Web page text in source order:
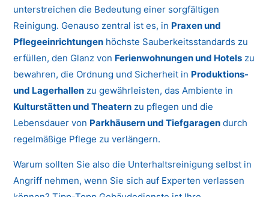
unterstreichen die Bedeutung einer sorgfältigen
Reinigung. Genauso zentral ist es, in Praxen und
Pflegeeinrichtungen höchste Sauberkeitsstandards zu
erfüllen, den Glanz von Ferienwohnungen und Hotels zu
bewahren, die Ordnung und Sicherheit in Produktions-
und Lagerhallen zu gewährleisten, das Ambiente in
Kulturstätten und Theatern zu pflegen und die
Lebensdauer von Parkhäusern und Tiefgaragen durch
regelmäßige Pflege zu verlängern.
Warum sollten Sie also die Unterhaltsreinigung selbst in
Angriff nehmen, wenn Sie sich auf Experten verlassen